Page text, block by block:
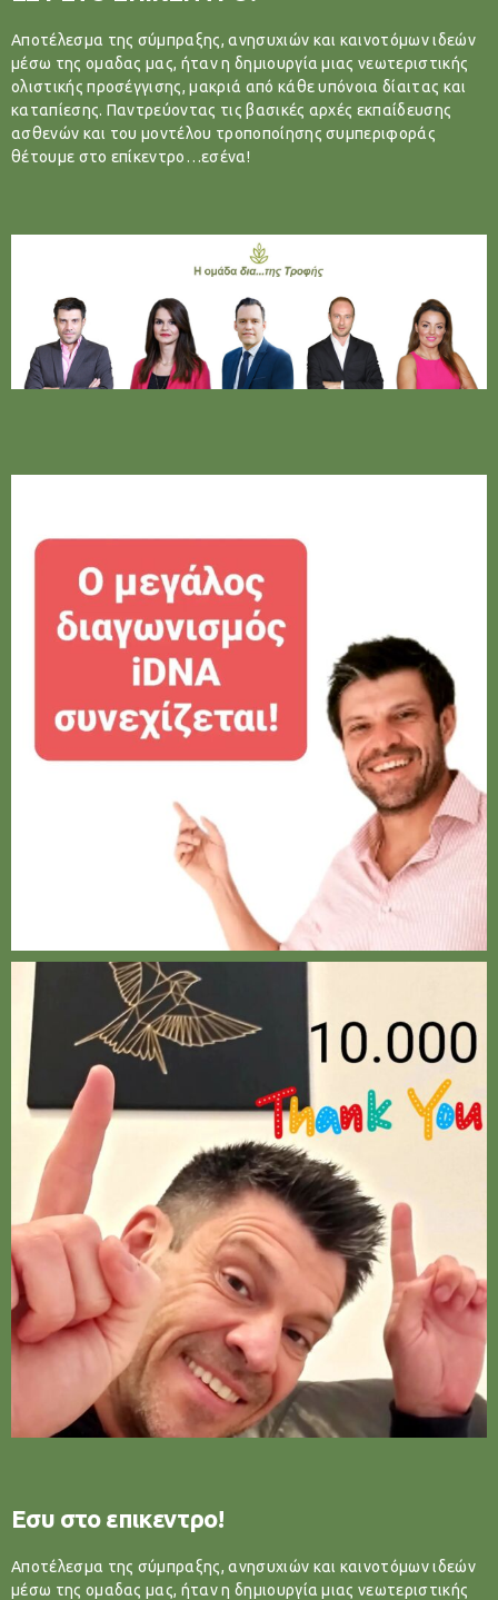
Αποτέλεσμα της σύμπραξης, ανησυχιών και καινοτόμων ιδεών
μέσω της ομαδας μας, ήταν η δημιουργία μιας νεωτεριστικής
ολιστικής προσέγγισης, μακριά από κάθε υπόνοια δίαιτας και
καταπίεσης. Παντρεύοντας τις βασικές αρχές εκπαίδευσης
ασθενών και του μοντέλου τροποποίησης συμπεριφοράς
θέτουμε στο επίκεντρο…εσένα!
Εσυ στο επικεντρο!
Αποτέλεσμα της σύμπραξης, ανησυχιών και καινοτόμων ιδεών
μέσω της ομαδας μας, ήταν η δημιουργία μιας νεωτεριστικής